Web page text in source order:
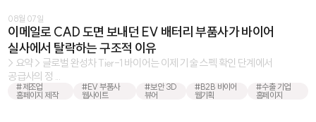
08월 07일
이메일로 CAD 도면 보내던 EV 배터리 부품사가 바이어
실사에서 탈락하는 구조적 이유
> 요약 > 글로벌 완성차 Tier-1 바이어는 이제 기술 스펙 확인 단계에서
공급사의 정 ...
#제조업
홈페이지 제작
#EV 부품사
웹사이트
#보안 3D
뷰어
#B2B 바이어
웹기획
#수출 기업
홈페이지